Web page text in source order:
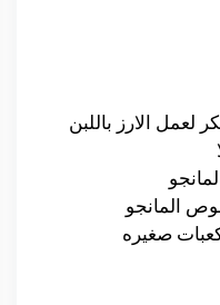
المانجو